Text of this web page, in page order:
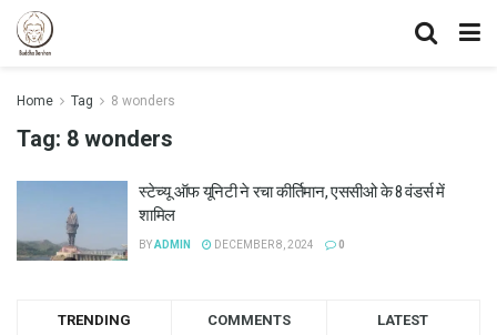
Home Tag 8 wonders
Tag: 8 wonders
स्टेच्यू ऑफ यूनिटी ने रचा कीर्तिमान, एससीओ के 8 वंडर्स में
शामिल
BYADMIN DECEMBER 8, 2024 0
TRENDING COMMENTS LATEST